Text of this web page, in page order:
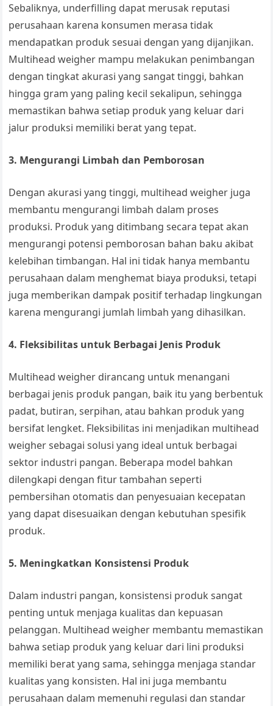
Sebaliknya, underfilling dapat merusak reputasi
perusahaan karena konsumen merasa tidak
mendapatkan produk sesuai dengan yang dijanjikan.
Multihead weigher mampu melakukan penimbangan
dengan tingkat akurasi yang sangat tinggi, bahkan
hingga gram yang paling kecil sekalipun, sehingga
memastikan bahwa setiap produk yang keluar dari
jalur produksi memiliki berat yang tepat.
3. Mengurangi Limbah dan Pemborosan
Dengan akurasi yang tinggi, multihead weigher juga
membantu mengurangi limbah dalam proses
produksi. Produk yang ditimbang secara tepat akan
mengurangi potensi pemborosan bahan baku akibat
kelebihan timbangan. Hal ini tidak hanya membantu
perusahaan dalam menghemat biaya produksi, tetapi
juga memberikan dampak positif terhadap lingkungan
karena mengurangi jumlah limbah yang dihasilkan.
4. Fleksibilitas untuk Berbagai Jenis Produk
Multihead weigher dirancang untuk menangani
berbagai jenis produk pangan, baik itu yang berbentuk
padat, butiran, serpihan, atau bahkan produk yang
bersifat lengket. Fleksibilitas ini menjadikan multihead
weigher sebagai solusi yang ideal untuk berbagai
sektor industri pangan. Beberapa model bahkan
dilengkapi dengan fitur tambahan seperti
pembersihan otomatis dan penyesuaian kecepatan
yang dapat disesuaikan dengan kebutuhan spesifik
produk.
5. Meningkatkan Konsistensi Produk
Dalam industri pangan, konsistensi produk sangat
penting untuk menjaga kualitas dan kepuasan
pelanggan. Multihead weigher membantu memastikan
bahwa setiap produk yang keluar dari lini produksi
memiliki berat yang sama, sehingga menjaga standar
kualitas yang konsisten. Hal ini juga membantu
perusahaan dalam memenuhi regulasi dan standar